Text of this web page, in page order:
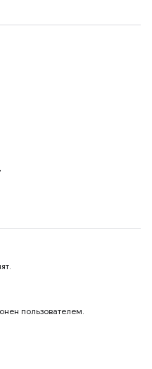
.
пользователем.